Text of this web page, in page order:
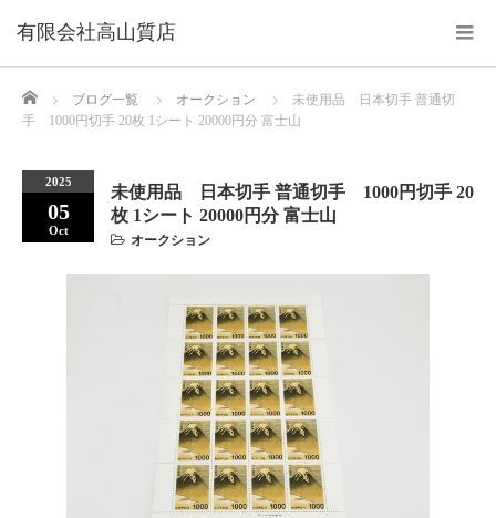
Home ブログ一覧 オークション
未使用品 日本切手 普通切
手 1000円切手 20枚 1シート 20000円分 富士山
2025
05
Oct
未使用品 日本切手 普通切手 1000円切手 20
枚 1シート 20000円分 富士山
オークション